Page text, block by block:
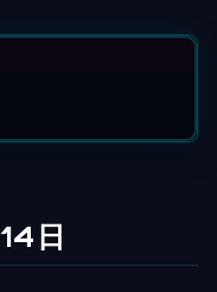
日